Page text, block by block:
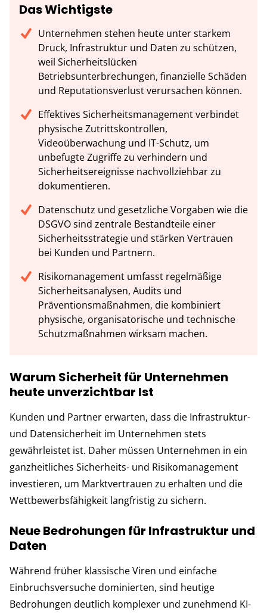
Das Wichtigste
Unternehmen stehen heute unter starkem
Druck, Infrastruktur und Daten zu schützen,
weil Sicherheitslücken
Betriebsunterbrechungen, finanzielle Schäden
und Reputationsverlust verursachen können.
Effektives Sicherheitsmanagement verbindet
physische Zutrittskontrollen,
Videoüberwachung und IT-Schutz, um
unbefugte Zugriffe zu verhindern und
Sicherheitsereignisse nachvollziehbar zu
dokumentieren.
Datenschutz und gesetzliche Vorgaben wie die
DSGVO sind zentrale Bestandteile einer
Sicherheitsstrategie und stärken Vertrauen
bei Kunden und Partnern.
Risikomanagement umfasst regelmäßige
Sicherheitsanalysen, Audits und
Präventionsmaßnahmen, die kombiniert
physische, organisatorische und technische
Schutzmaßnahmen wirksam machen.
Warum Sicherheit für Unternehmen
heute unverzichtbar Ist
Kunden und Partner erwarten, dass die Infrastruktur-
und Datensicherheit im Unternehmen stets
gewährleistet ist. Daher müssen Unternehmen in ein
ganzheitliches Sicherheits- und Risikomanagement
investieren, um Marktvertrauen zu erhalten und die
Wettbewerbsfähigkeit langfristig zu sichern.
Neue Bedrohungen für Infrastruktur und
Daten
Während früher klassische Viren und einfache
Einbruchsversuche dominierten, sind heutige
Bedrohungen deutlich komplexer und zunehmend KI-